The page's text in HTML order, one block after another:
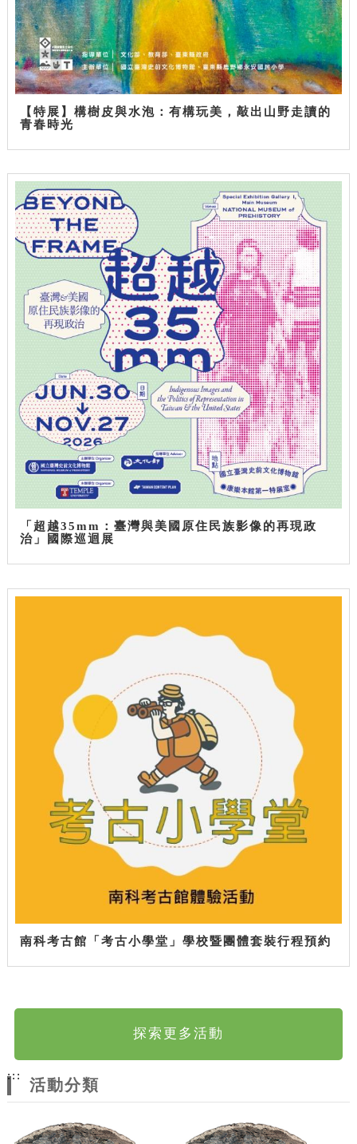
【特展】構樹皮與水泡：有構玩美，敲出山野走讀的
青春時光
「超越35mm：臺灣與美國原住民族影像的再現政
治」國際巡迴展
南科考古館「考古小學堂」學校暨團體套裝行程預約
探索更多活動
:::
活動分類